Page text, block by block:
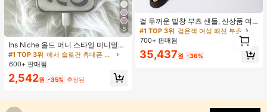
5
Ins Niche 올드 머니 스타일 미니멀리
스트 영국식 전기 도금 실버 엣지 풀
커버리지 휴대폰 케이스, 아이폰 16 프
로 맥스, 애플 17 프로 맥스, 1/3/12/11,
14 프로 호환 (태그 없음)
#1 TOP 3위
에서 슬로건 휴대폰 케이스
600+ 판매됨
2,542원 -35% 추정된
걸 두꺼운 밑창 부츠 샌들, 신상품 여
름 키높이 롱 샤프트 니치 섹시 팝 걸
끈 레트로 스트리트 스타일 앵클 부츠
#1 TOP 3위
거의 매진!
#1 TOP 3위 검은색 여성 패션 부츠
거의 매진!
#1 TOP 3위 검은색 여성 패션 부츠
거의 매진!
#1 TOP 3위 검은색 여성 패션 부츠
거의 매진!
700+ 판매됨
35,437원 -36%